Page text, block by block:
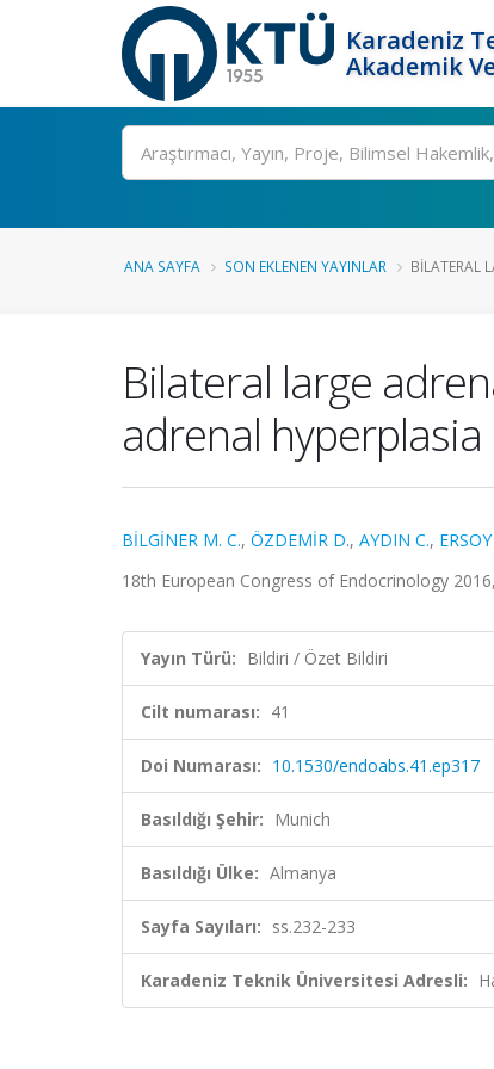
Karadeniz
Akademik
Ara
ANA SAYFA SON EKLENEN YAYINLAR BILATERAL
Bilateral large
adrenal hyperplasia
BİLGİNER M. C., ÖZDEMİR D., AYDIN C.,
18th European Congress of Endocrinology
Yayın Türü: Bildiri / Özet Bildiri
Cilt numarası: 41
Doi Numarası: 10.1530/endoabs.41.ep317
Basıldığı Şehir: Munich
Basıldığı Ülke: Almanya
Sayfa Sayıları: ss.232-233
Karadeniz Teknik Üniversitesi Adresli: